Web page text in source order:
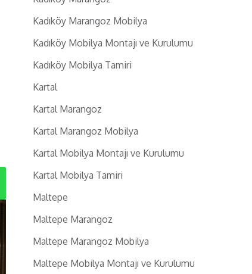
Kadıköy Marangoz Mobilya
Kadıköy Mobilya Montajı ve Kurulumu
Kadıköy Mobilya Tamiri
Kartal
Kartal Marangoz
Kartal Marangoz Mobilya
Kartal Mobilya Montajı ve Kurulumu
Kartal Mobilya Tamiri
Maltepe
Maltepe Marangoz
Maltepe Marangoz Mobilya
Maltepe Mobilya Montajı ve Kurulumu